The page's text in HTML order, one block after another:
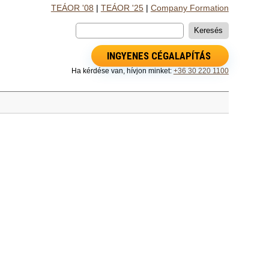
TEÁOR '08 TEÁOR '25| Company Formation
INGYENES CÉGALAPÍTÁS
Ha kérdése van, hívjon minket: +36 30 220 1100